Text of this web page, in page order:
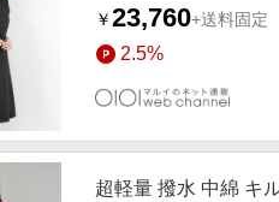
￥23,760+送料固定
2.5%
超軽量 撥水 中綿 キ